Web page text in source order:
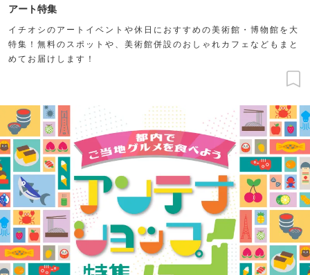
アート特集
イチオシのアートイベントや休日におすすめの美術館・博物館を大
特集！無料のスポットや、美術館併設のおしゃれカフェなどもまと
めてお届けします！